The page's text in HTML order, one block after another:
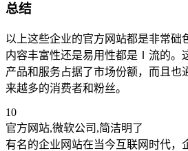
总结
以上这些企业的官方网站都是非常础
内容丰富性还是易用性都是Ⅰ流的。
产品和服务占据了市场份额，而且也
来越多的消费者和粉丝。
10
官方网站,微软公司,简洁明了
有名的企业网站在当今互联网时代，